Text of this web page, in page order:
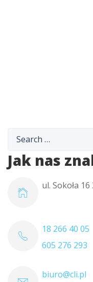
Jak nas
ul. Sokoła
18 266 40 05
605 276 293
biuro@cli.pl